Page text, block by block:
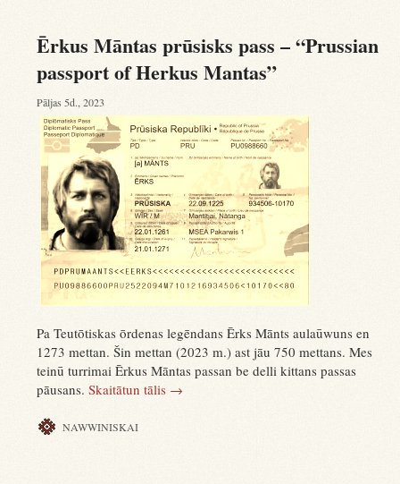
Ērkus Māntas prūsisks pass – “Prussian
passport of Herkus Mantas”
Pāljas 5d., 2023
Pa Teutōtiskas ōrdenas legēndans Ērks Mānts aulaūwuns en
1273 mettan. Šin mettan (2023 m.) ast jāu 750 mettans. Mes
teinū turrimai Ērkus Māntas passan be delli kittans passas
pāusans. Skaitātun tālis →
NAWWINISKAI